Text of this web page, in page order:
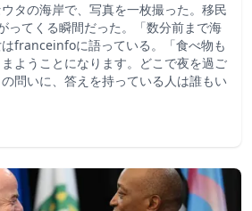
タの海岸で、写真を一枚撮った。移民
ってくる瞬間だった。「数分前まで海
franceinfoに語っている。「食べ物も
ようことになります。どこで夜を過ご
問いに、答えを持っている人は誰もい